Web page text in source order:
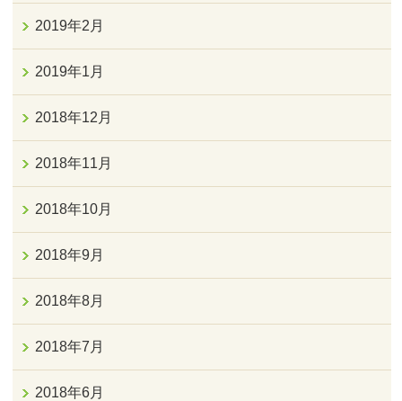
2019年2月
2019年1月
2018年12月
2018年11月
2018年10月
2018年9月
2018年8月
2018年7月
2018年6月